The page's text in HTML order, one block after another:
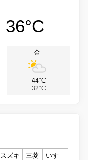
36°C
金
44°C
32°C
スズキ 三菱
いすゞ